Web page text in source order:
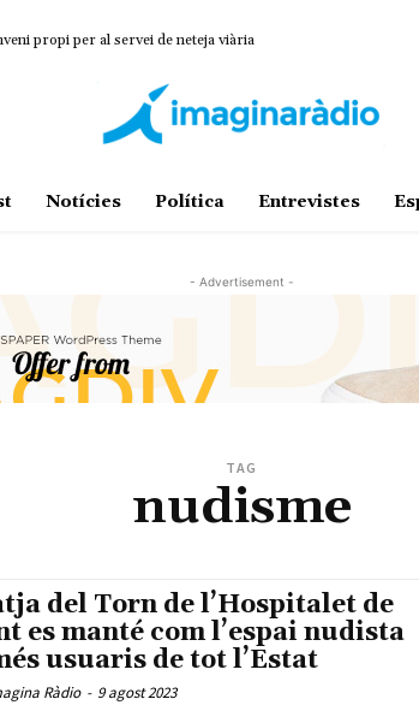
propi per al servei de neteja viària
Notícies Política Entrevistes
- Advertisement -
TAG
nudisme
del Torn de l’Hospitalet de
es manté com l’espai nudista
usuaris de tot l’Estat
Ràdio - 9 agost 2023